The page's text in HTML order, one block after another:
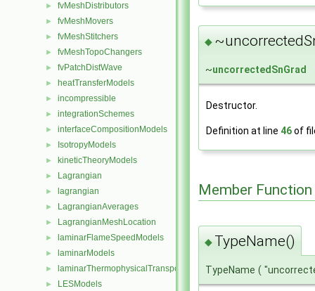
► fvMeshDistributors
► fvMeshMovers
► fvMeshStitchers
► fvMeshTopoChangers
► fvPatchDistWave
► heatTransferModels
► incompressible
► integrationSchemes
► interfaceCompositionModels
► IsotropyModels
► kineticTheoryModels
► Lagrangian
► lagrangian
► LagrangianAverages
► LagrangianMeshLocation
► laminarFlameSpeedModels
► laminarModels
► laminarThermophysicalTransportModels
► LESModels
◆
~uncorrectedSnGrad
Destructor.
Definition at line 46of
Member
◆ TypeName()
TypeName (